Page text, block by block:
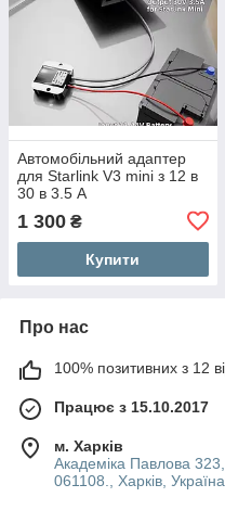
Автомобільний адаптер
для Starlink V3 mini з 12 в
30 в 3.5 A
1 300 ₴
Купити
Про нас
100% позитивних з 12
Працює з 15.10.2017
м. Харків
Академіка Павлова
061108., Харків, Україна